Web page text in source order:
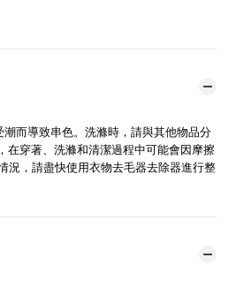
而導致串色。洗滌時，請與其他物品分
在穿著、洗滌和清潔過程中可能會因摩擦
況，請盡快使用衣物去毛器去除器進行整